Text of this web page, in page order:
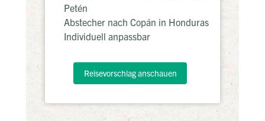
Petén
Abstecher nach Copán in Honduras
Individuell anpassbar
Reisevorschlag anschauen